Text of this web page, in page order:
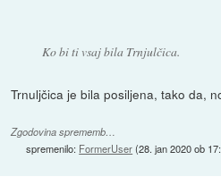
Ko bi ti vsaj bila Trnjulčica.
Trnuljčica je bila posiljena, tako da,
Zgodovina sprememb…
spremenilo: FormerUser(28. jan 2020 ob